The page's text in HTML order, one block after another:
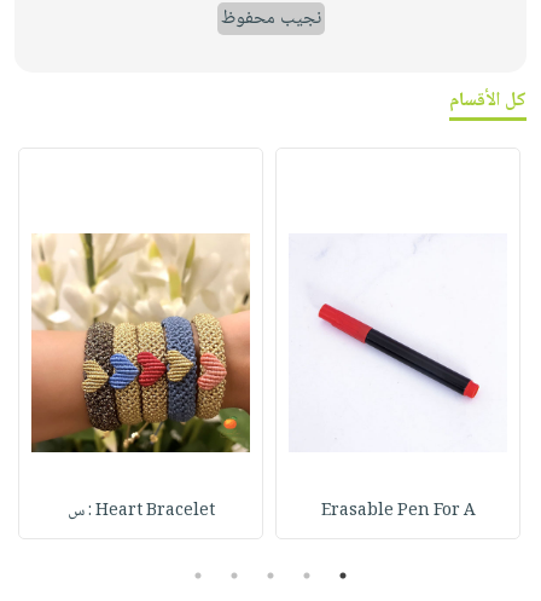
نجيب محفوظ
كل الأقسام
Erasable Pen For A Heart Bracelet : س
1
2
3
4
5